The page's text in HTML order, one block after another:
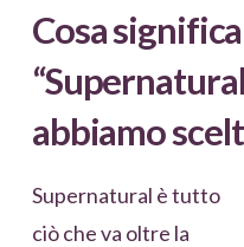
Cosa
abbiamo
Supernatural è tutto
ciò che va oltre la